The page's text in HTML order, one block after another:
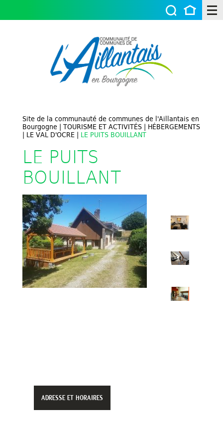
Site de la communauté de communes de l'Aillantais en
Bourgogne | TOURISME ET ACTIVITÉS | HÉBERGEMENTS
| LE VAL D'OCRE | LE PUITS BOUILLANT
LE PUITS
BOUILLANT
ADRESSE ET HORAIRES